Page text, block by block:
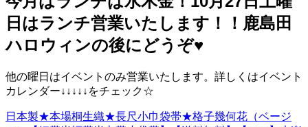
日はランチ営業いたします！！鹿島田
ハロウィンの後にどうぞ♥️
他の曜日はイベントのみ営業いたします。詳しくはイベント
カレンダー↓↓↓↓↓をチェック☆
日本製★本場桐生織★長尺小巾袋帯★格子幾何花（ベージ